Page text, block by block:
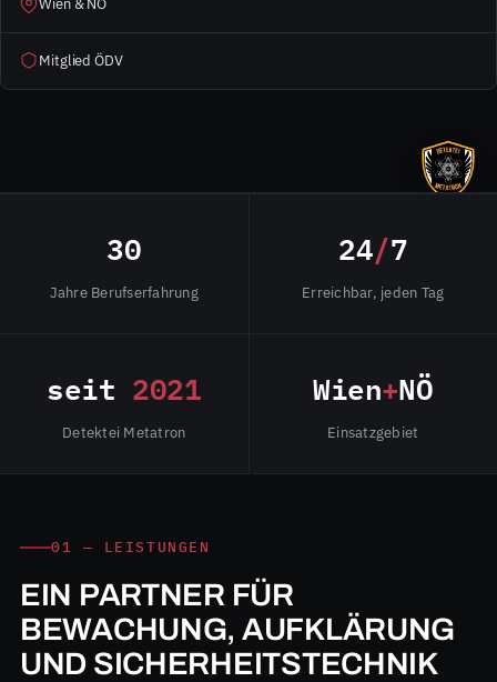
Wien & NÖ
Mitglied ÖDV
30
Jahre Berufserfahrung
24/7
Erreichbar, jeden Tag
seit 2021
Detektei Metatron
Wien+NÖ
Einsatzgebiet
01 — LEISTUNGEN
EIN PARTNER FÜR
BEWACHUNG, AUFKLÄRUNG
UND SICHERHEITSTECHNIK